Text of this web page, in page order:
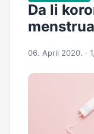
Da li
06. April 2020. ·